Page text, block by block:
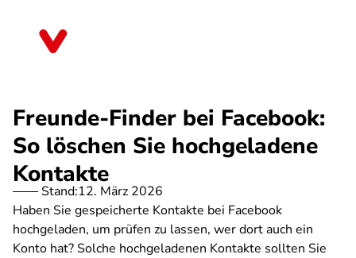
Freunde-Finder bei Facebook:
So löschen Sie hochgeladene
Kontakte
Stand:12. März 2026
Haben Sie gespeicherte Kontakte bei Facebook
hochgeladen, um prüfen zu lassen, wer dort auch ein
Konto hat? Solche hochgeladenen Kontakte sollten Sie